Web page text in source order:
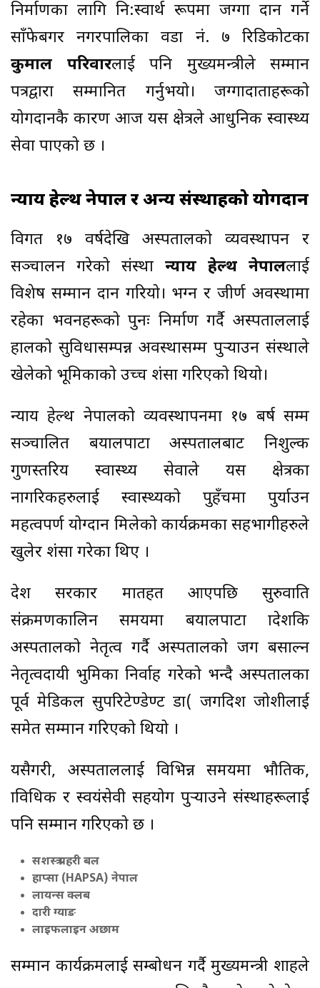
निर्माणका लागि नि:स्वार्थ रूपमा जग्गा दान गर्ने
साँफेबगर नगरपालिका वडा नं. ७ रिडिकोटका
कुमाल परिवारलाई पनि मुख्यमन्त्रीले सम्मान
पत्रद्वारा सम्मानित गर्नुभयो। जग्गादाताहरूको
योगदानकै कारण आज यस क्षेत्रले आधुनिक स्वास्थ्य
सेवा पाएको छ ।
न्याय हेल्थ नेपाल र अन्य संस्थाहरूको योगदान
विगत १७ वर्षदेखि अस्पतालको व्यवस्थापन र
सञ्चालन गरेको संस्था न्याय हेल्थ नेपाललाई
विशेष सम्मान प्रदान गरियो। भग्न र जीर्ण अवस्थामा
रहेका भवनहरूको पुनः निर्माण गर्दै अस्पताललाई
हालको सुविधासम्पन्न अवस्थासम्म पुर्‍याउन संस्थाले
खेलेको भूमिकाको उच्च प्रशंसा गरिएको थियो।
न्याय हेल्थ नेपालको व्यवस्थापनमा १७ बर्ष सम्म
सञ्चालित बयालपाटा अस्पतालबाट निशुल्क
गुणस्तरिय स्वास्थ्य सेवाले यस क्षेत्रका
नागरिकहरुलाई स्वास्थ्यको पुहँचमा पुर्याउन
महत्वपर्ण योग्दान मिलेको कार्यक्रमका सहभागीहरुले
खुलेर प्रशंसा गरेका थिए ।
प्रदेश सरकार मातहत आएपछि सुरुवाति
संक्रमणकालिन समयमा बयालपाटा प्रादेशकि
अस्पतालको नेतृत्व गर्दै अस्पतालको जग बसाल्न
नेतृत्वदायी भुमिका निर्वाह गरेको भन्दै अस्पतालका
पूर्व मेडिकल सुपरिटेण्डेण्ट डा( जगदिश जोशीलाई
समेत सम्मान गरिएको थियो ।
यसैगरी, अस्पताललाई विभिन्न समयमा भौतिक,
प्राविधिक र स्वयंसेवी सहयोग पुर्‍याउने संस्थाहरूलाई
पनि सम्मान गरिएको छ ।
सशस्त्र प्रहरी बल
हाप्सा (HAPSA) नेपाल
लायन्स क्लब
दारी ग्याङ
लाइफलाइन अछाम
सम्मान कार्यक्रमलाई सम्बोधन गर्दै मुख्यमन्त्री शाहले